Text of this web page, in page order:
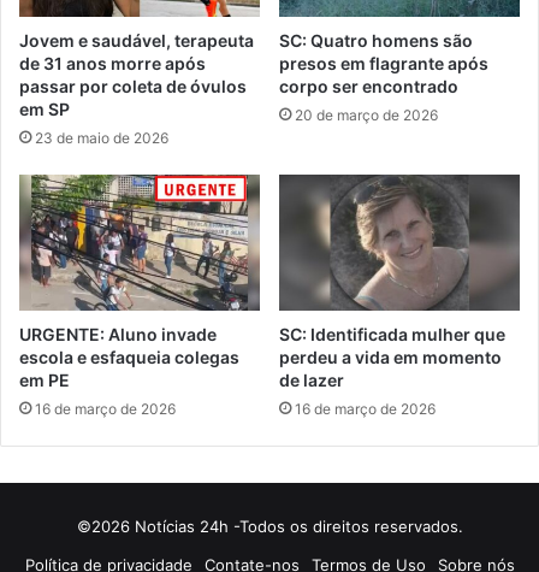
Jovem e saudável, terapeuta
de 31 anos morre após
passar por coleta de óvulos
em SP
23 de maio de 2026
SC: Quatro homens são
presos em flagrante após
corpo ser encontrado
20 de março de 2026
URGENTE: Aluno invade
escola e esfaqueia colegas
em PE
16 de março de 2026
SC: Identificada mulher que
perdeu a vida em momento
de lazer
16 de março de 2026
©2026 Notícias 24h -Todos os direitos reservados.
Política de privacidade
Contate-nos Termos de Uso Sobre nós